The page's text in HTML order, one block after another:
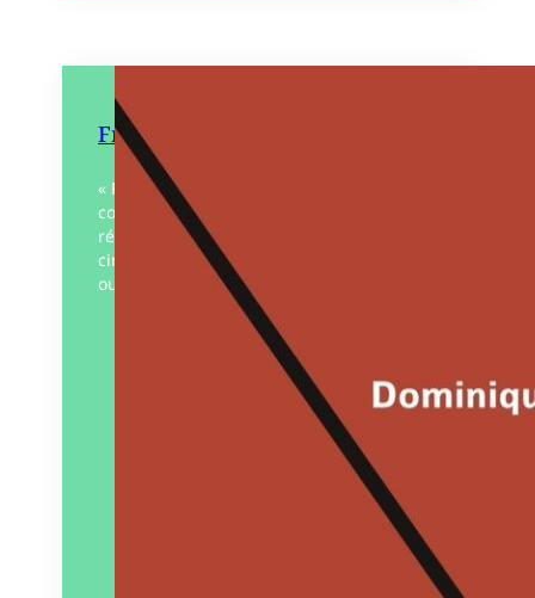
Frapper dur
« Frapper dur », un titre pour deux
courtes nouvelles qui se passent dans la
région nantaise au début des années
cinquante. On y suit le parcours d’un
ouvrier espagnol…
Éditions Y
15/04/2025